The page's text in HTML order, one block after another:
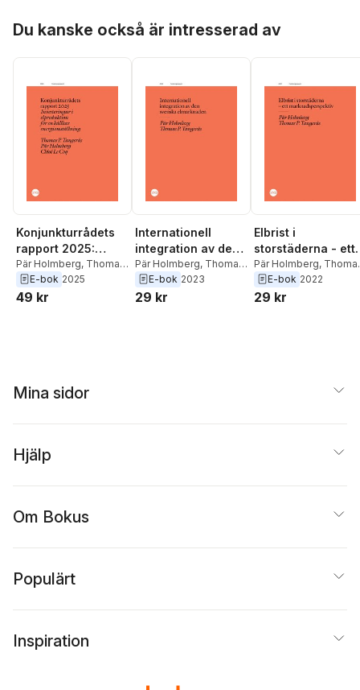
Du kanske också är intresserad av
Konjunkturrådets
rapport 2025:
Investeringar i
elproduktion för en
hållbar
Pär Holmberg, Thomas
P. Tangerås,Chloé Le
Coq
E-bok 2025
49 kr
Internationell
integration av den
svenska
elmarknaden
Pär Holmberg, Thomas
P. Tangerås
E-bok 2023
29 kr
Elbrist i
storstäderna - ett
v
Pär Holmberg,
P Tangerås
E-bok 2022
29 kr
Mina sidor
Hjälp
Om Bokus
Populärt
Inspiration